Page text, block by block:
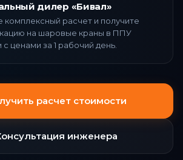
дилер «Бивал»
комплексный расчет и получите
на шаровые краны в ППУ
с ценами за 1 рабочий день.
расчет стоимости
инженера